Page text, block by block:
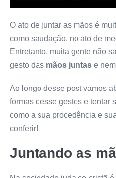
O ato de juntar as mãos é
como saudação, no ato de
Entretanto, muita gente não
gesto das mãos juntas e
Ao longo desse post vamos
formas desse gestos e tentar
como a sua procedência e
conferir!
Juntando as